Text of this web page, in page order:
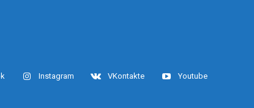
Instagram VKontakte Youtube